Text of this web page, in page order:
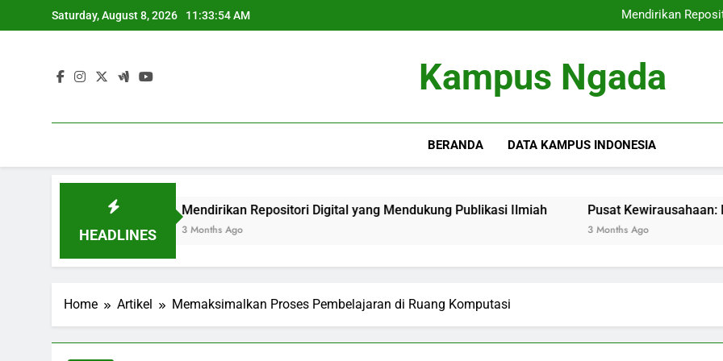
to
Saturday, August 8, 2026 11:33:55 AM
Mendirikan
Pusat
Mendirikan
Pusat
Kampus Ngada
BERANDA DATA KAMPUS INDONESIA
HEADLINES
Mendirikan Repositori Digital yang Mendukung Publikasi Ilmiah
3 Months Ago
Pusat Kewirausahaan: Meneliti
Home Artikel Memaksimalkan Proses Pembelajaran di Ruang Komputasi